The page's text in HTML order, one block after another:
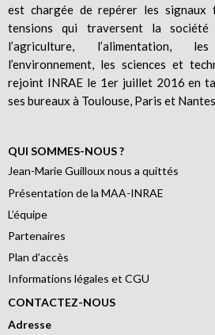
est chargée de repérer les signaux
tensions qui traversent la société
l’agriculture, l’alimentation,
l’environnement, les sciences et
rejoint INRAE le 1er juillet 2016 en
ses bureaux à Toulouse, Paris et
QUI SOMMES-NOUS ?
Jean-Marie Guilloux nous a quittés
Présentation de la MAA-INRAE
L’équipe
Partenaires
Plan d’accès
Informations légales et CGU
CONTACTEZ-NOUS
Adresse